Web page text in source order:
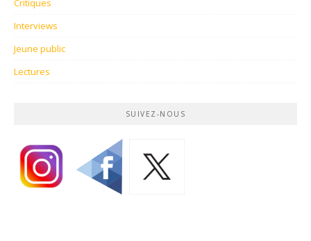
Critiques
Interviews
Jeune public
Lectures
SUIVEZ-NOUS